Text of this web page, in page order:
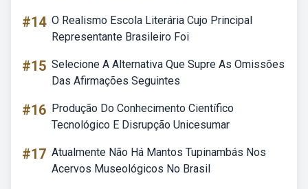
#14 O Realismo Escola Literária Cujo Principal
Representante Brasileiro Foi
#15 Selecione A Alternativa Que Supre As Omissões
Das Afirmações Seguintes
#16 Produção Do Conhecimento Científico
Tecnológico E Disrupção Unicesumar
#17 Atualmente Não Há Mantos Tupinambás Nos
Acervos Museológicos No Brasil